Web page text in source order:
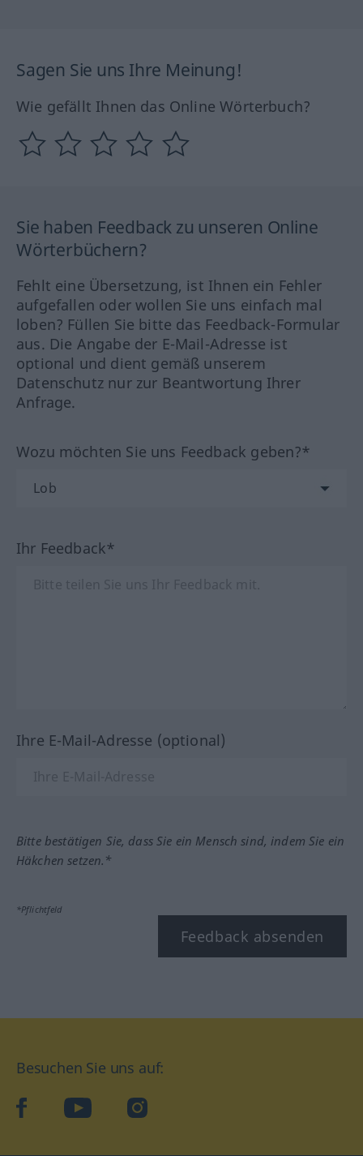
Sagen Sie uns Ihre Meinung!
Wie gefällt Ihnen das Online Wörterbuch?
Sie haben Feedback zu unseren Online
Wörterbüchern?
Fehlt eine Übersetzung, ist Ihnen ein Fehler
aufgefallen oder wollen Sie uns einfach mal
loben? Füllen Sie bitte das Feedback-Formular
aus. Die Angabe der E-Mail-Adresse ist
optional und dient gemäß unserem
Datenschutz nur zur Beantwortung Ihrer
Anfrage.
Wozu möchten Sie uns Feedback geben?*
Ihr Feedback*
Ihre E-Mail-Adresse (optional)
Bitte bestätigen Sie, dass Sie ein Mensch sind, indem Sie ein
Häkchen setzen.*
*Pflichtfeld
Feedback absenden
Besuchen Sie uns auf:
facebookYouTube Instagram